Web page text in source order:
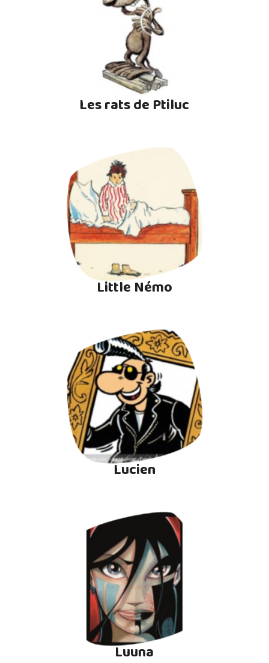
Les rats de Ptiluc
Little Némo
Lucien
Luuna